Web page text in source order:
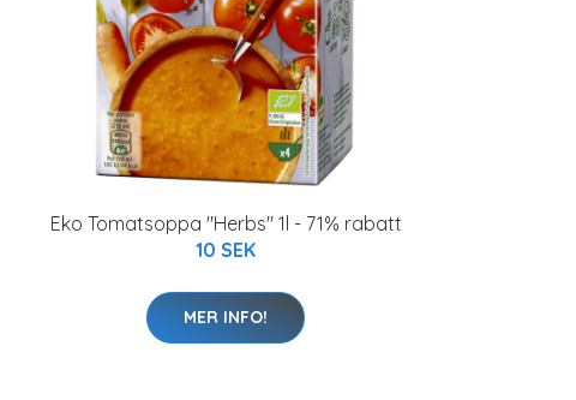
Eko Tomatsoppa "Herbs" 1l - 71% rabatt
10 SEK
MER INFO!